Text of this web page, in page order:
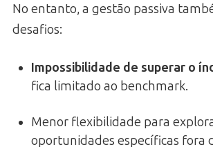
No entanto, a gestão passiva
desafios:
Impossibilidade de superar o
fica limitado ao benchmark.
Menor flexibilidade para
oportunidades específicas fora